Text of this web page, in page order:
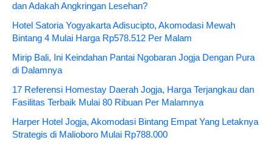
dan Adakah Angkringan Lesehan?
Hotel Satoria Yogyakarta Adisucipto, Akomodasi Mewah
Bintang 4 Mulai Harga Rp578.512 Per Malam
Mirip Bali, Ini Keindahan Pantai Ngobaran Jogja Dengan Pura
di Dalamnya
17 Referensi Homestay Daerah Jogja, Harga Terjangkau dan
Fasilitas Terbaik Mulai 80 Ribuan Per Malamnya
Harper Hotel Jogja, Akomodasi Bintang Empat Yang Letaknya
Strategis di Malioboro Mulai Rp788.000